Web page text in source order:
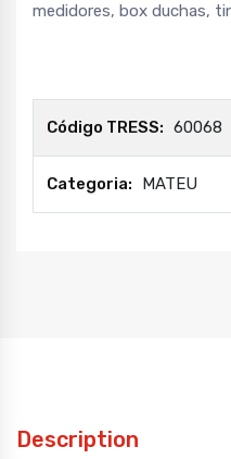
medidores, box duchas,
Código TRESS: 60068
Categoria: MATEU
Description